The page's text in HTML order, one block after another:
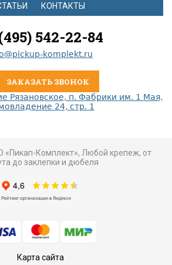
КОНТАКТЫ
542-22-84
komplekt.ru
ЗАКАЗАТЬ ЗВОНОК
Рязановское, п. Фабрики им. 1 Мая,
24, стр. 1
Комплект», Любой крепеж, от
до заклепки и дюбеля
Карта сайта